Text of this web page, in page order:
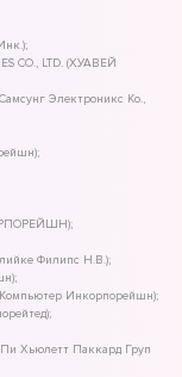
CO., LTD. (ХУАВЕЙ
Электроникс Ко.,
Филипс Н.В.);
Компьютер Инкорпорейшн);
Хьюлетт Паккард Груп